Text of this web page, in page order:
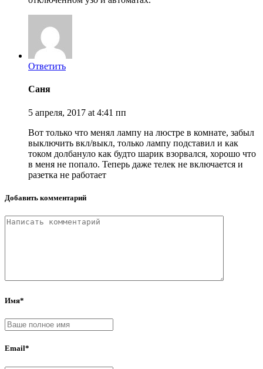
Ответить
Саня
5 апреля, 2017 at 4:41 пп
Вот только что менял лампу на люстре в комнате, забыл
выключить вкл/выкл, только лампу подставил и как
током долбануло как будто шарик взорвался, хорошо что
в меня не попало. Теперь даже телек не включается и
разетка не работает
Добавить комментарий
Имя*
Email*